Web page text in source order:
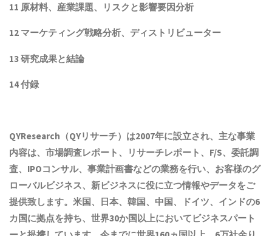
11 原材料、産業課題、リスクと影響要因分析
12 マーケティング戦略分析、ディストリビューター
13 研究成果と結論
14 付録
QYResearch（QYリサーチ）は2007年に設立され、主な事業
内容は、市場調査レポート、リサーチレポート、F/S、委託調
査、IPOコンサル、事業計画書などの業務を行い、お客様のグ
ローバルビジネス、新ビジネスに役に立つ情報やデータをご
提供致します。米国、日本、韓国、中国、ドイツ、 インドの6
カ国に拠点を持ち、世界30か国以上においてビジネスパート